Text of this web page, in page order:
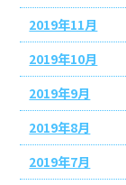
2019年11月
2019年10月
2019年9月
2019年8月
2019年7月